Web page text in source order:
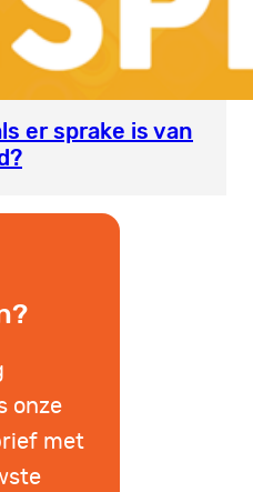
er sprake is van
onze
met